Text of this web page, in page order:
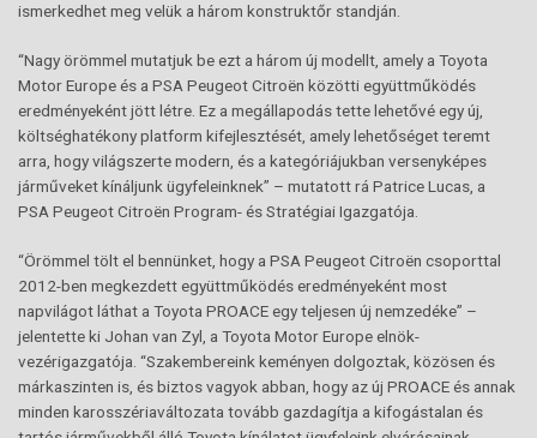
ismerkedhet meg velük a három konstruktőr standján.
“Nagy örömmel mutatjuk be ezt a három új modellt, amely a Toyota
Motor Europe és a PSA Peugeot Citroën közötti együttműködés
eredményeként jött létre. Ez a megállapodás tette lehetővé egy új,
költséghatékony platform kifejlesztését, amely lehetőséget teremt
arra, hogy világszerte modern, és a kategóriájukban versenyképes
járműveket kínáljunk ügyfeleinknek” – mutatott rá Patrice Lucas, a
PSA Peugeot Citroën Program- és Stratégiai Igazgatója.
“Örömmel tölt el bennünket, hogy a PSA Peugeot Citroën csoporttal
2012-ben megkezdett együttműködés eredményeként most
napvilágot láthat a Toyota PROACE egy teljesen új nemzedéke” –
jelentette ki Johan van Zyl, a Toyota Motor Europe elnök-
vezérigazgatója. “Szakembereink keményen dolgoztak, közösen és
márkaszinten is, és biztos vagyok abban, hogy az új PROACE és annak
minden karosszériaváltozata tovább gazdagítja a kifogástalan és